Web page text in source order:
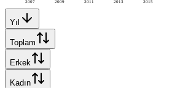
2007 2009 2011 2013 2015
Yıl
Toplam
Erkek
Kadın